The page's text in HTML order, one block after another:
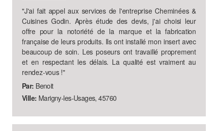
"J'ai fait appel aux services de l'entreprise Cheminées &
Cuisines Godin. Après étude des devis, j'ai choisi leur
offre pour la notoriété de la marque et la fabrication
française de leurs produits. Ils ont installé mon insert avec
beaucoup de soin. Les poseurs ont travaillé proprement
et en respectant les délais. La qualité est vraiment au
rendez-vous !"
Par: Benoit
Ville: Marigny-les-Usages, 45760